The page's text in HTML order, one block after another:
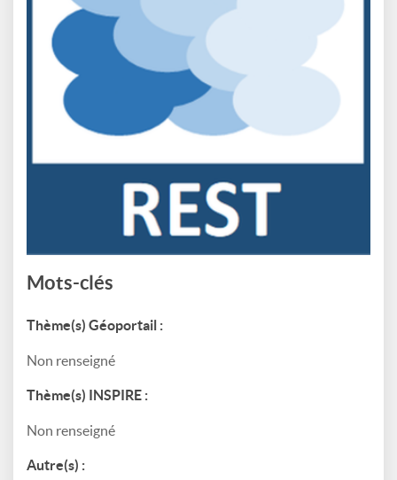
Mots-clés
Thème(s) Géoportail :
Non renseigné
Thème(s) INSPIRE :
Non renseigné
Autre(s) :